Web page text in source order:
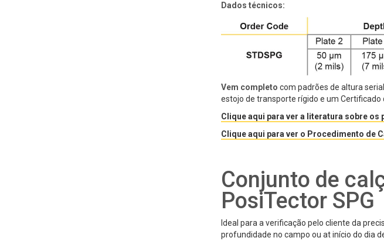
Dados técnicos:
Vem completo com padrões de altura
estojo de transporte rígido e um Certificado
Clique aqui para ver a literatura sobre
Clique aqui para ver o Procedimento de
Conjunto de
PosiTector SPG
Ideal para a verificação pelo cliente da
profundidade no campo ou at início do dia